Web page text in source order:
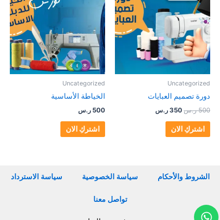
Uncategorized
دورة تصميم العبايات
500 ر.س350ر.س
350 ر.س.
اشتركِ الان
Uncategorized
الخياطة الأساسية
500 ر.س
اشتركِ الان
الشروط والأحكام سياسة الخصوصية سياسة الاسترداد
تواصل معنا
Whatsapp